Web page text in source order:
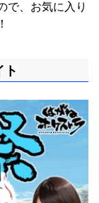
で、お気に入り